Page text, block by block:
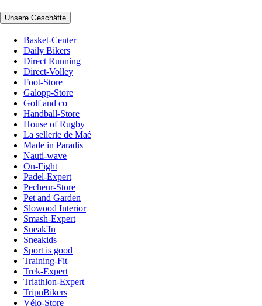
Unsere Geschäfte
Basket-Center
Daily Bikers
Direct Running
Direct-Volley
Foot-Store
Galopp-Store
Golf and co
Handball-Store
House of Rugby
La sellerie de Maé
Made in Paradis
Nauti-wave
On-Fight
Padel-Expert
Pecheur-Store
Pet and Garden
Slowood Interior
Smash-Expert
Sneak'In
Sneakids
Sport is good
Training-Fit
Trek-Expert
Triathlon-Expert
TripnBikers
Vélo-Store